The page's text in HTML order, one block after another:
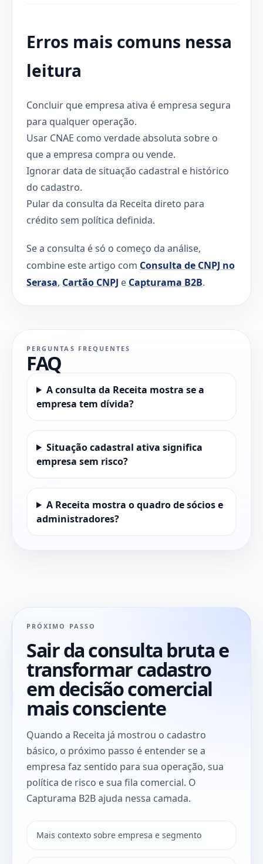
Erros mais comuns nessa
leitura
Concluir que empresa ativa é empresa segura
para qualquer operação.
Usar CNAE como verdade absoluta sobre o
que a empresa compra ou vende.
Ignorar data de situação cadastral e histórico
do cadastro.
Pular da consulta da Receita direto para
crédito sem política definida.
Se a consulta é só o começo da análise,
combine este artigo com Consulta de CNPJ no
Serasa, Cartão CNPJ e Capturama B2B.
PERGUNTAS FREQUENTES
FAQ
A consulta da Receita mostra se a
empresa tem dívida?
Situação cadastral ativa significa
empresa sem risco?
A Receita mostra o quadro de sócios e
administradores?
PRÓXIMO PASSO
Sair da consulta bruta e
transformar cadastro
em decisão comercial
mais consciente
Quando a Receita já mostrou o cadastro
básico, o próximo passo é entender se a
empresa faz sentido para sua operação, sua
política de risco e sua fila comercial. O
Capturama B2B ajuda nessa camada.
Mais contexto sobre empresa e segmento